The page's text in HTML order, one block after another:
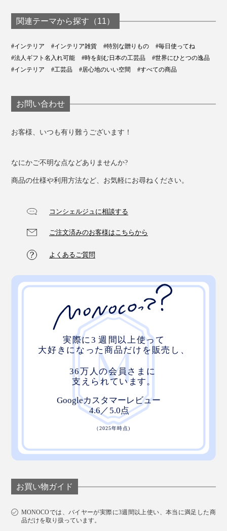
関連テーマから探す（11）
#インテリア #インテリア雑貨 #特別な贈りもの
#毎日使ってね
#法人ギフト名入れ可能
#時を刻む日本の工芸品
#世界にひとつの逸品
#インテリア
#工芸品 #居心地のいい空間 #すべての商品
お問い合わせ
お客様、いつも有り難うございます！
なにかご不明な点などありませんか?
商品の仕様や利用方法など、お気軽にお尋ねください。
コンシェルジュに相談する
ご注文済みのお客様はこちらから
よくあるご質問
お買い物ガイド
MONOCOでは、バイヤーが実際に3週間以上使い、本当に満足した商
品だけを取り扱っています。